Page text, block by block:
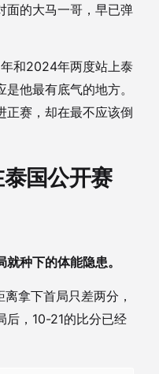
面的大马一哥，早已弹
和2024年两度站上泰
他最有底气的地方。
正赛，却在最不应该倒
国公开赛
种下的体能隐患。
拿下首局只差两分，
后，10-21的比分已经